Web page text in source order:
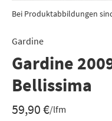
Bei Produktabbildungen
Gardine
Gardine
Bellissima
59,90€/lfm